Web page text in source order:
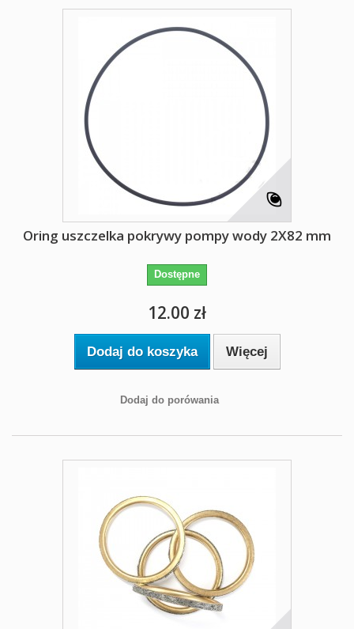
Oring uszczelka pokrywy pompy wody 2X82 mm
Dostępne
12.00 zł
Dodaj do koszyka Więcej
Dodaj do porówania